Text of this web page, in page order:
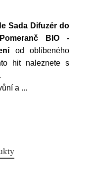
Sada Difuzér do
BIO -
od oblíbeného
hit naleznete s
.
a ...